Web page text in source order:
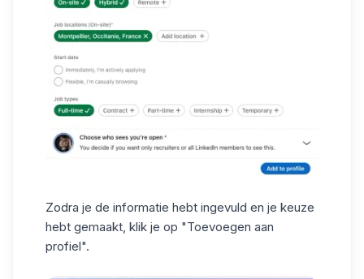
Zodra je de informatie hebt ingevuld en je keuze
hebt gemaakt, klik je op "Toevoegen aan
profiel".